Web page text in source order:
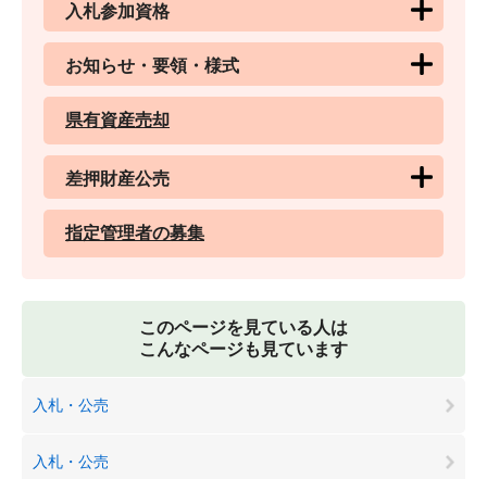
入札参加資格
お知らせ・要領・様式
県有資産売却
差押財産公売
指定管理者の募集
このページを見ている人は
こんなページも見ています
入札・公売
入札・公売